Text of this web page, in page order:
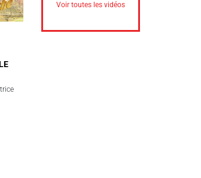
Voir toutes les vidéos